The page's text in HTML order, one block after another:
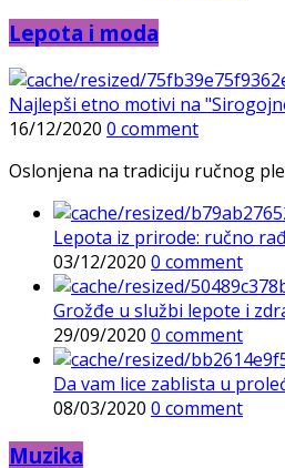
Lepota i moda
Najlepši etno motivi na
16/12/2020 0 comment
Oslonjena na tradiciju ručnog
Lepota iz prirode: ručno
03/12/2020 0 comment
Grožđe u službi lepote i
29/09/2020 0 comment
Da vam lice zablista u
08/03/2020 0 comment
Muzika